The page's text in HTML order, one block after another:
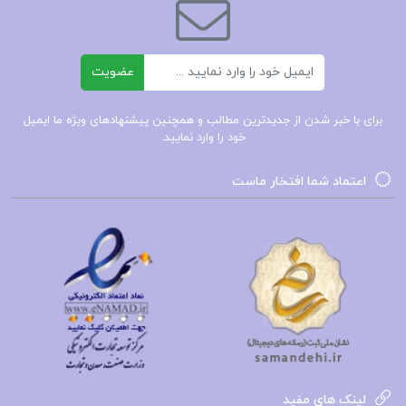
ناشناخته‌ی وجود ارائه می‌دهد. همچنین، داستان
شخصی نویسنده و تجربیات او می‌تواند الهام‌بخش
خوانندگان باشد و آن‌ها را به تفکر درباره‌ی معنای زندگی
و ارتباطشان با جهان هستی ترغیب کند. به علاوه، این
کتاب می‌تواند به عنوان یک راهنما برای افرادی که در
جستجوی رشد روحی و معنوی هستند، عمل کند.
ذولفقاری:
فصل اول: ناویان اقیانوس گردون
فصل دوم: راهی به سوی سات لوک
فصل سوم: گوهر دلها
عضویت
برای با خبر شدن از جدیدترین مطالب و همچنین پیشنهادهای ویژه ما ایمیل
خود را وارد نمایید.
اعتماد شما افتخار ماست
لینک های مفید